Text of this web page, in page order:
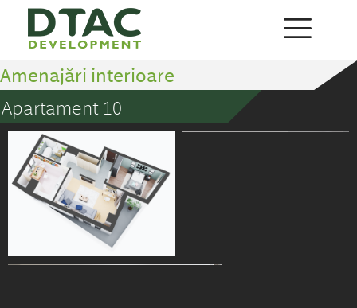
Amenajări interioare
Apartament 10